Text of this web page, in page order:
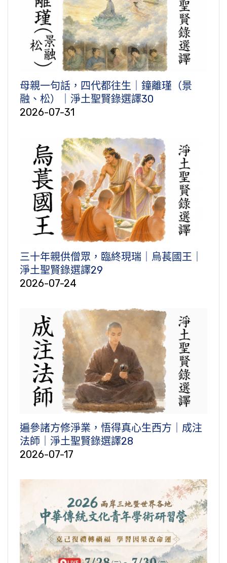
母親一句話，四代都往生｜鐘離瑾（景
融、松）｜淨土聖賢錄選譯30
2026-07-31
三十年親供僧眾，臨終現瑞｜烏萇國王｜
淨土聖賢錄選譯29
2026-07-24
遍參諸方修淨業，悟得真心生西方｜成注
法師｜淨土聖賢錄選譯28
2026-07-17